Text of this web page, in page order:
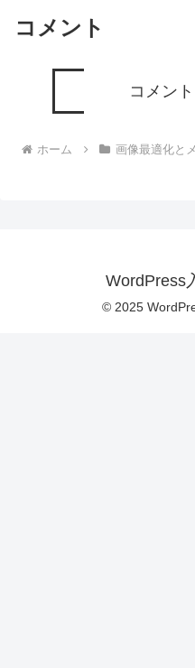
コメント
コメン
ホーム 画像最適化と
WordPress
© 2025